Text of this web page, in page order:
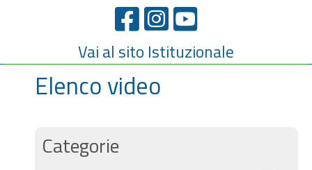
Vai al sito Istituzionale
Elenco video
Categorie